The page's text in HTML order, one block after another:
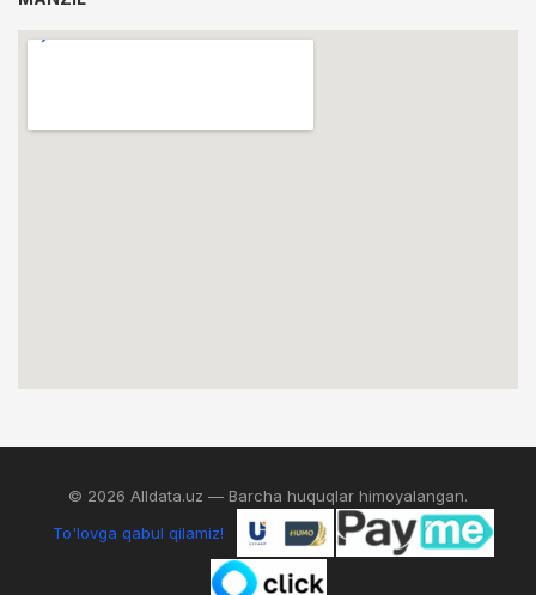
© 2026 Alldata.uz — Barcha huquqlar himoyalangan.
To'lovga qabul qilamiz!